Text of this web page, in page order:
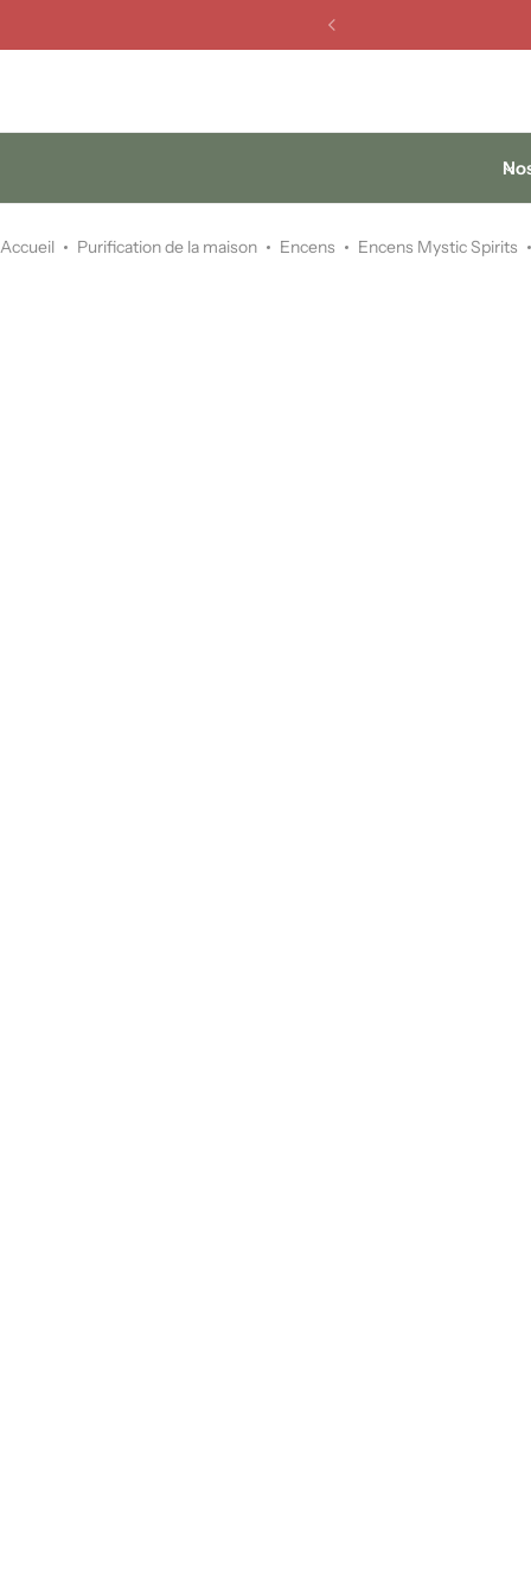
Accueil Purification de la maison Encens Encens Mystic Spirits